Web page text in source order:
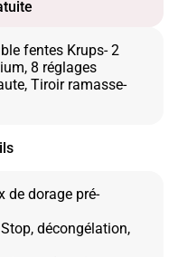
fentes Krups- 2
8 réglages
Tiroir ramasse-
de dorage pré-
décongélation,